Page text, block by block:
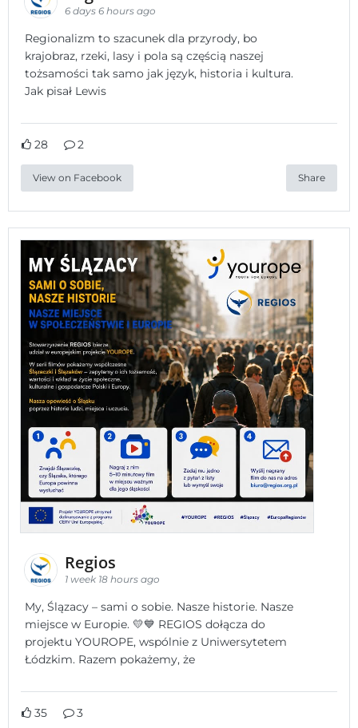
6 days 6 hours ago
Regionalizm to szacunek dla przyrody, bo
krajobraz, rzeki, lasy i pola są częścią naszej
tożsamości tak samo jak język, historia i kultura.
Jak pisał Lewis
28 2
View on Facebook Share
Regios
1 week 18 hours ago
My, Ślązacy – sami o sobie. Nasze historie. Nasze
miejsce w Europie. 💛💙 REGIOS dołącza do
projektu YOUROPE, wspólnie z Uniwersytetem
Łódzkim. Razem pokażemy, że
35 3